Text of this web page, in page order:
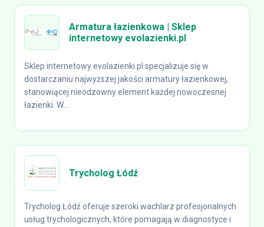
Armatura łazienkowa | Sklep
internetowy evolazienki.pl
Sklep internetowy evolazienki.pl specjalizuje się w
dostarczaniu najwyższej jakości armatury łazienkowej,
stanowiącej nieodzowny element każdej nowoczesnej
łazienki. W...
Trycholog Łódź
Trycholog Łódź oferuje szeroki wachlarz profesjonalnych
usług trychologicznych, które pomagają w diagnostyce i